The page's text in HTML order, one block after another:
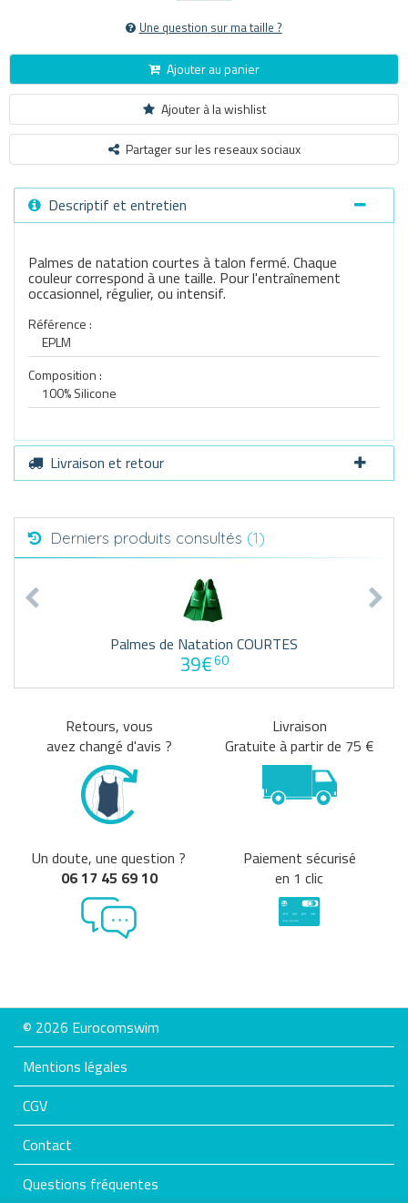
Une question sur ma taille ?
Ajouter au panier
Ajouter à la wishlist
Partager sur les reseaux sociaux
Descriptif et entretien
Palmes de natation courtes à talon fermé. Chaque
couleur correspond à une taille. Pour l'entraînement
occasionnel, régulier, ou intensif.
Référence :
EPLM
Composition :
100% Silicone
Livraison et retour
Derniers produits consultés (1)
Palmes de Natation COURTES
39€60
Retours, vous
avez changé d'avis ?
Livraison
Gratuite à partir de 75 €
Un doute, une question ?
06 17 45 69 10
Paiement sécurisé
en 1 clic
© 2026 Eurocomswim
Mentions légales
CGV
Contact
Questions fréquentes